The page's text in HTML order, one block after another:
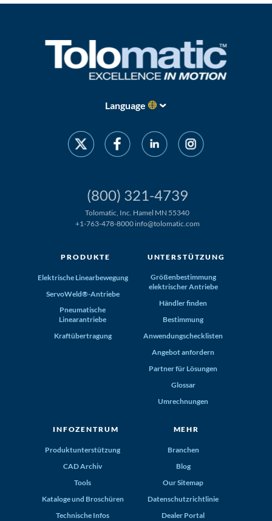
Language
(800) 321-4739
Tolomatic, Inc. Hamel MN 55340
+1-763-478-8000 info@tolomatic.com
PRODUKTE
Elektrische Linearbewegung
ServoWeld®-Antriebe
Pneumatische
Linearantriebe
Kraftübertragung
UNTERSTÜTZUNG
Größenbestimmung
elektrischer Antriebe
Händler finden
Bestimmung
Anwendungschecklisten
Angebot anfordern
Partner für Lösungen
Glossar
Umrechnungen
INFOZENTRUM
Produktunterstützung
CAD Archiv
Tools
Kataloge und Broschüren
Technische Infos
MEHR
Branchen
Blog
Our Sitemap
Datenschutzrichtlinie
Dealer Portal